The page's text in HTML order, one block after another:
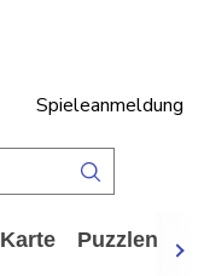
Spieleanmeldung
Karte Puzzlen